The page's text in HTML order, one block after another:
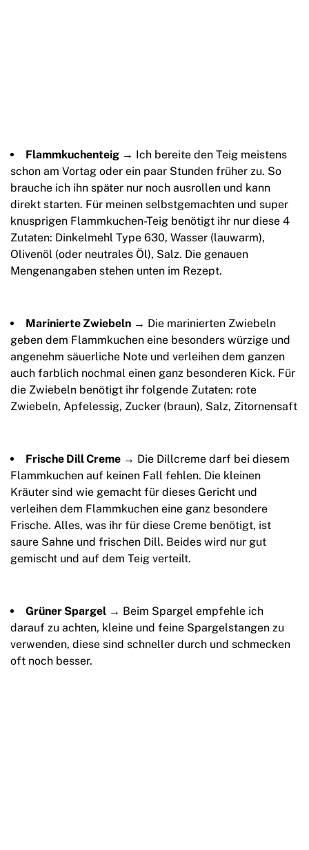
Flammkuchenteig → Ich bereite den Teig meistens
schon am Vortag oder ein paar Stunden früher zu. So
brauche ich ihn später nur noch ausrollen und kann
direkt starten. Für meinen selbstgemachten und super
knusprigen Flammkuchen-Teig benötigt ihr nur diese 4
Zutaten: Dinkelmehl Type 630, Wasser (lauwarm),
Olivenöl (oder neutrales Öl), Salz. Die genauen
Mengenangaben stehen unten im Rezept.
Marinierte Zwiebeln → Die marinierten Zwiebeln
geben dem Flammkuchen eine besonders würzige und
angenehm säuerliche Note und verleihen dem ganzen
auch farblich nochmal einen ganz besonderen Kick. Für
die Zwiebeln benötigt ihr folgende Zutaten: rote
Zwiebeln, Apfelessig, Zucker (braun), Salz, Zitornensaft
Frische Dill Creme → Die Dillcreme darf bei diesem
Flammkuchen auf keinen Fall fehlen. Die kleinen
Kräuter sind wie gemacht für dieses Gericht und
verleihen dem Flammkuchen eine ganz besondere
Frische. Alles, was ihr für diese Creme benötigt, ist
saure Sahne und frischen Dill. Beides wird nur gut
gemischt und auf dem Teig verteilt.
Grüner Spargel → Beim Spargel empfehle ich
darauf zu achten, kleine und feine Spargelstangen zu
verwenden, diese sind schneller durch und schmecken
oft noch besser.